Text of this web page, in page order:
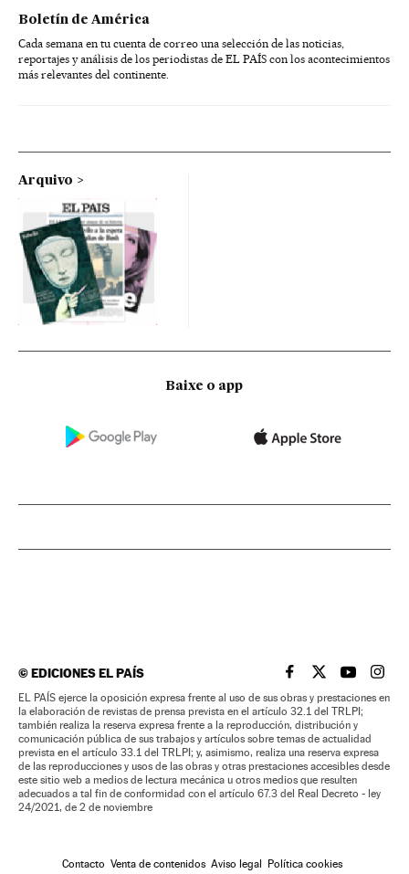
Boletín de América
Cada semana en tu cuenta de correo una selección de las noticias,
reportajes y análisis de los periodistas de EL PAÍS con los acontecimientos
más relevantes del continente.
Arquivo
Baixe o app
©EDICIONES EL PAÍS EL PAÍS BRASIL EN
EL PAÍSEL PAÍS
EL
EL PAÍS ejerce la oposición expresa frente al uso de sus obras y prestaciones en
la elaboración de revistas de prensa prevista en el artículo 32.1 del TRLPI;
también realiza la reserva expresa frente a la reproducción, distribución y
comunicación pública de sus trabajos y artículos sobre temas de actualidad
prevista en el artículo 33.1 del TRLPI; y, asimismo, realiza una reserva expresa
de las reproducciones y usos de las obras y otras prestaciones accesibles desde
este sitio web a medios de lectura mecánica u otros medios que resulten
adecuados a tal fin de conformidad con el artículo 67.3 del Real Decreto - ley
24/2021, de 2 de noviembre
Contacto Venta de contenidos Aviso legal Política cookies